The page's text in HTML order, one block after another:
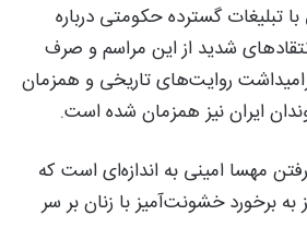
تبلیغات گسترده حکومتی درباره
شدید از این مراسم و صرف
روایت‌های تاریخی و همزمان
ایران نیز همزمان شده است.
مهسا امینی به اندازه‌ای است که
به برخورد خشونت‌آمیز با زنان بر سر